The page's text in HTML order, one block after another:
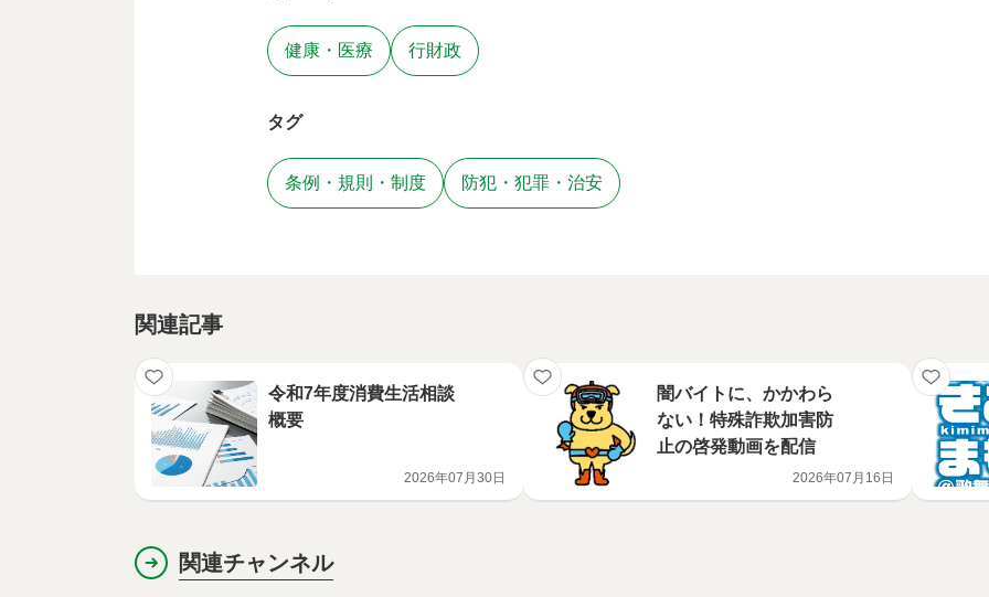
健康・医療 行財政
タグ
条例・規則・制度 防犯・犯罪・治安
関連記事
令和7年度消費生活相談
概要
2026年07月30日
闇バイトに、かかわら
ない！特殊詐欺加害防
止の啓発動画を配信
2026年07月16日
関連チャンネル